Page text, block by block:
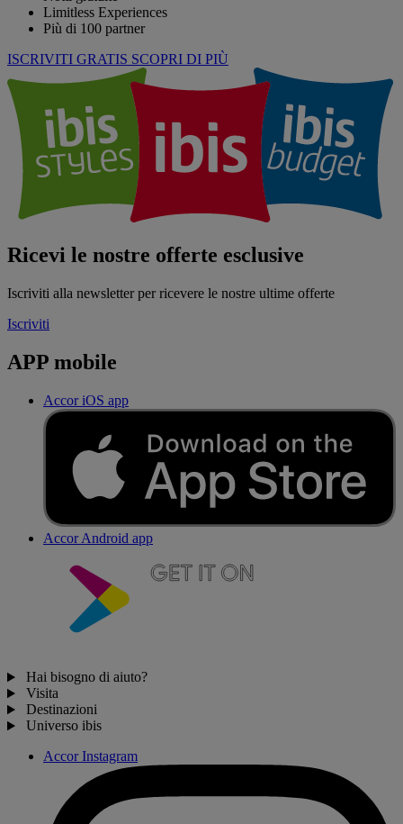
Limitless Experiences
Più di 100 partner
ISCRIVITI GRATIS SCOPRI DI PIÙ
Ricevi le nostre offerte esclusive
Iscriviti alla newsletter per ricevere le nostre ultime offerte
Iscriviti
APP mobile
Accor iOS app
Accor Android app
Hai bisogno di aiuto?
Visita
Destinazioni
Universo ibis
Accor Instagram